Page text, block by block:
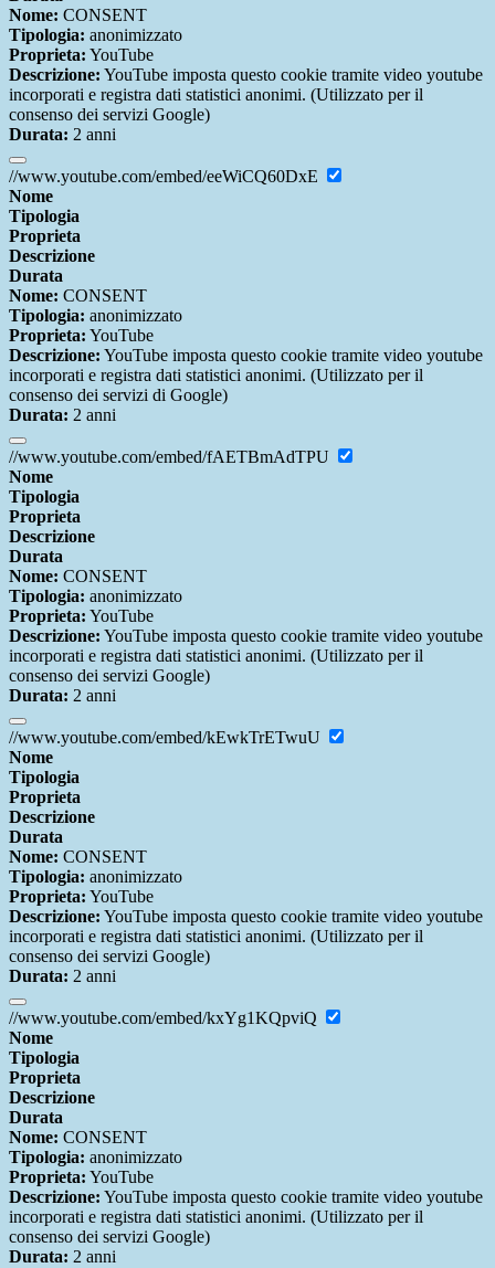
Nome: CONSENT
Tipologia: anonimizzato
Proprieta: YouTube
Descrizione: YouTube imposta questo cookie tramite video youtube
incorporati e registra dati statistici anonimi. (Utilizzato per il
consenso dei servizi Google)
Durata: 2 anni
//www.youtube.com/embed/eeWiCQ60DxE
Nome
Tipologia
Proprieta
Descrizione
Durata
Nome: CONSENT
Tipologia: anonimizzato
Proprieta: YouTube
Descrizione: YouTube imposta questo cookie tramite video youtube
incorporati e registra dati statistici anonimi. (Utilizzato per il
consenso dei servizi di Google)
Durata: 2 anni
//www.youtube.com/embed/fAETBmAdTPU
Nome
Tipologia
Proprieta
Descrizione
Durata
Nome: CONSENT
Tipologia: anonimizzato
Proprieta: YouTube
Descrizione: YouTube imposta questo cookie tramite video youtube
incorporati e registra dati statistici anonimi. (Utilizzato per il
consenso dei servizi Google)
Durata: 2 anni
//www.youtube.com/embed/kEwkTrETwuU
Nome
Tipologia
Proprieta
Descrizione
Durata
Nome: CONSENT
Tipologia: anonimizzato
Proprieta: YouTube
Descrizione: YouTube imposta questo cookie tramite video youtube
incorporati e registra dati statistici anonimi. (Utilizzato per il
consenso dei servizi Google)
Durata: 2 anni
//www.youtube.com/embed/kxYg1KQpviQ
Nome
Tipologia
Proprieta
Descrizione
Durata
Nome: CONSENT
Tipologia: anonimizzato
Proprieta: YouTube
Descrizione: YouTube imposta questo cookie tramite video youtube
incorporati e registra dati statistici anonimi. (Utilizzato per il
consenso dei servizi Google)
Durata: 2 anni